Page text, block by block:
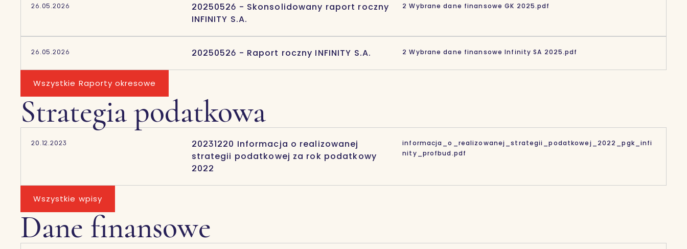
26.05.2026
20250526 - Skonsolidowany raport roczny
INFINITY S.A.
2 Wybrane dane finansowe GK 2025.pdf
26.05.2026 20250526 - Raport roczny INFINITY S.A. 2 Wybrane dane finansowe Infinity SA 2025.pdf
Wszystkie Raporty okresowe
Strategia podatkowa
20.12.2023
20231220 Informacja o realizowanej
strategii podatkowej za rok podatkowy
2022
informacja_o_realizowanej_strategii_podatkowej_2022_pgk_infi
nity_profbud.pdf
Wszystkie wpisy
Dane finansowe